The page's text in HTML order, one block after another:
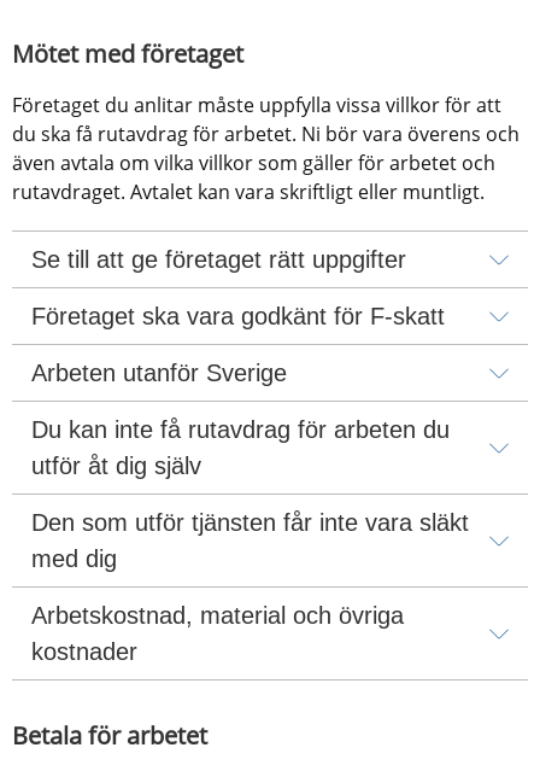
Mötet med företaget
Företaget du anlitar måste uppfylla vissa villkor för att
du ska få rutavdrag för arbetet. Ni bör vara överens och
även avtala om vilka villkor som gäller för arbetet och
rutavdraget. Avtalet kan vara skriftligt eller muntligt.
Se till att ge företaget rätt uppgifter
Företaget ska vara godkänt för F-skatt
Arbeten utanför Sverige
Du kan inte få rutavdrag för arbeten du
utför åt dig själv
Den som utför tjänsten får inte vara släkt
med dig
Arbetskostnad, material och övriga
kostnader
Betala för arbetet